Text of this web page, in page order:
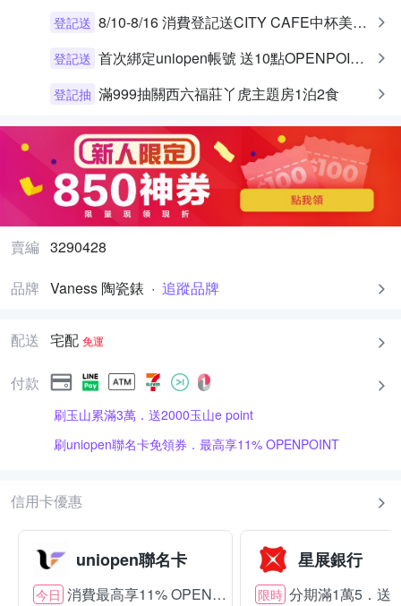
登記送 8/10-8/16 消費登記送CITY CAFE中杯美式乙杯
登記送 首次綁定uniopen帳號 送10點OPENPOINT+統一布丁一個
登記抽 滿999抽關西六福莊丫虎主題房1泊2食
賣編 3290428
品牌 Vaness 陶瓷錶 · 追蹤品牌
配送 宅配 免運
付款
刷玉山累滿3萬．送2000玉山e point
刷uniopen聯名卡免領券．最高享11% OPENPOINT
信用卡優惠
uniopen聯名卡
今日 消費最高享11% OPENPOINT
星展銀行
限時 分期滿1萬5．送